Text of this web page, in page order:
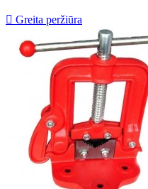
 Greita peržiūra